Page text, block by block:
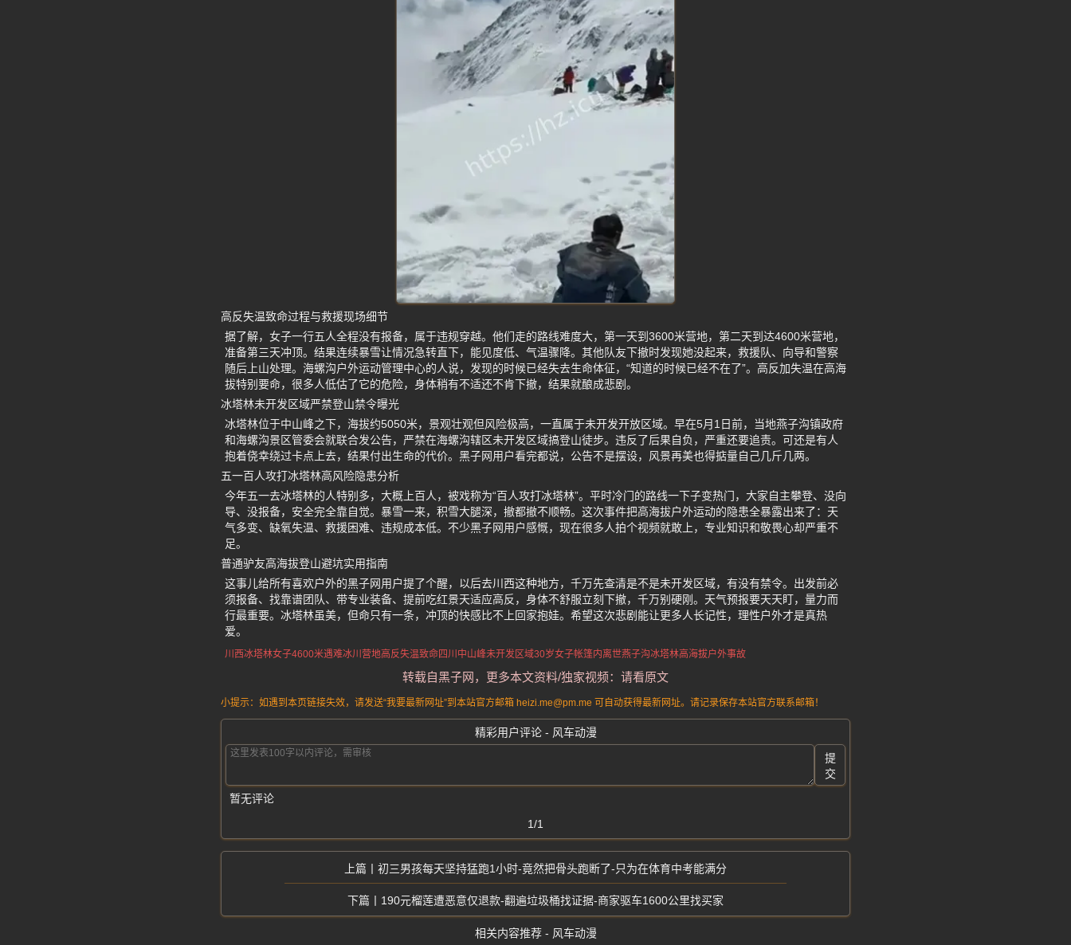
高反失温致命过程与救援现场细节
据了解，女子一行五人全程没有报备，属于违规穿越。他们走的路线难度大，第一天到3600米营地，第二天到达4600米营地，
准备第三天冲顶。结果连续暴雪让情况急转直下，能见度低、气温骤降。其他队友下撤时发现她没起来，救援队、向导和警察
随后上山处理。海螺沟户外运动管理中心的人说，发现的时候已经失去生命体征，“知道的时候已经不在了”。高反加失温在高海
拔特别要命，很多人低估了它的危险，身体稍有不适还不肯下撤，结果就酿成悲剧。
冰塔林未开发区域严禁登山禁令曝光
冰塔林位于中山峰之下，海拔约5050米，景观壮观但风险极高，一直属于未开发开放区域。早在5月1日前，当地燕子沟镇政府
和海螺沟景区管委会就联合发公告，严禁在海螺沟辖区未开发区域搞登山徒步。违反了后果自负，严重还要追责。可还是有人
抱着侥幸绕过卡点上去，结果付出生命的代价。黑子网用户看完都说，公告不是摆设，风景再美也得掂量自己几斤几两。
五一百人攻打冰塔林高风险隐患分析
今年五一去冰塔林的人特别多，大概上百人，被戏称为“百人攻打冰塔林”。平时冷门的路线一下子变热门，大家自主攀登、没向
导、没报备，安全完全靠自觉。暴雪一来，积雪大腿深，撤都撤不顺畅。这次事件把高海拔户外运动的隐患全暴露出来了：天
气多变、缺氧失温、救援困难、违规成本低。不少黑子网用户感慨，现在很多人拍个视频就敢上，专业知识和敬畏心却严重不
足。
普通驴友高海拔登山避坑实用指南
这事儿给所有喜欢户外的黑子网用户提了个醒，以后去川西这种地方，千万先查清是不是未开发区域，有没有禁令。出发前必
须报备、找靠谱团队、带专业装备、提前吃红景天适应高反，身体不舒服立刻下撤，千万别硬刚。天气预报要天天盯，量力而
行最重要。冰塔林虽美，但命只有一条，冲顶的快感比不上回家抱娃。希望这次悲剧能让更多人长记性，理性户外才是真热
爱。
川西冰塔林女子4600米遇难冰川营地高反失温致命四川中山峰未开发区域30岁女子帐篷内离世燕子沟冰塔林高海拔户外事故
转载自黑子网，更多本文资料/独家视频：请看原文
小提示：如遇到本页链接失效，请发送“我要最新网址”到本站官方邮箱 heizi.me@pm.me 可自动获得最新网址。请记录保存本站官方联系邮箱！
精彩用户评论 - 风车动漫
提
交
暂无评论
1/1
初三男孩每天坚持猛跑1小时-竟然把骨头跑断了-只为在体育中考能满分
190元榴莲遭恶意仅退款-翻遍垃圾桶找证据-商家驱车1600公里找买家
相关内容推荐 - 风车动漫